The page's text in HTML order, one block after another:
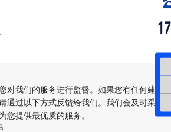
对我们的服务进行监督。如果您有任何建议
通过以下方式反馈给我们。我们会及时采
您提供最优质的服务。